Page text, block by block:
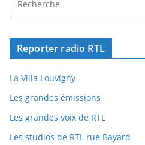
Reporter radio RTL
La Villa Louvigny
Les grandes émissions
Les grandes voix de RTL
Les studios de RTL rue Bayard